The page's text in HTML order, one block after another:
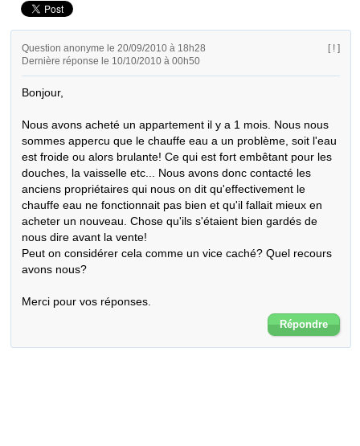
Question anonyme le 20/09/2010 à 18h28
Dernière réponse le 10/10/2010 à 00h50
[ ! ]
Bonjour,
Nous avons acheté un appartement il y a 1 mois. Nous nous
sommes appercu que le chauffe eau a un problème, soit l'eau
est froide ou alors brulante! Ce qui est fort embêtant pour les
douches, la vaisselle etc... Nous avons donc contacté les
anciens propriétaires qui nous on dit qu'effectivement le
chauffe eau ne fonctionnait pas bien et qu'il fallait mieux en
acheter un nouveau. Chose qu'ils s'étaient bien gardés de
nous dire avant la vente!
Peut on considérer cela comme un vice caché? Quel recours
avons nous?
Merci pour vos réponses.
Répondre